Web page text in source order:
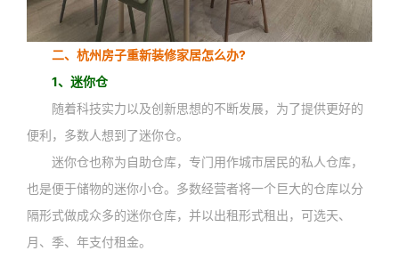
二、杭州房子重新装修家居怎么办?
1、迷你仓
随着科技实力以及创新思想的不断发展，为了提供更好的
便利，多数人想到了迷你仓。
迷你仓也称为自助仓库，专门用作城市居民的私人仓库，
也是便于储物的迷你小仓。多数经营者将一个巨大的仓库以分
隔形式做成众多的迷你仓库，并以出租形式租出，可选天、
月、季、年支付租金。